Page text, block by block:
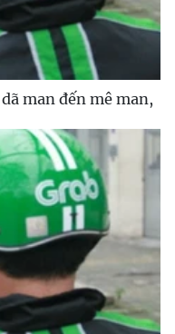
man đến mê man,